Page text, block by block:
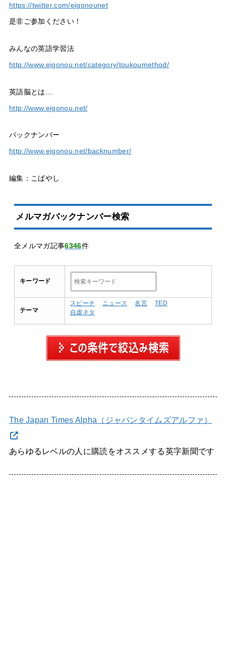
https://twitter.com/eigonounet
是非ご参加ください！
みんなの英語学習法
http://www.eigonou.net/category/toukoumethod/
英語脳とは…
http://www.eigonou.net/
バックナンバー
http://www.eigonou.net/backnumber/
編集：こばやし
メルマガバックナンバー検索
全メルマガ記事6346件
キーワード
テーマ
スピーチ ニュース 名言
TED
自虐ネタ
The Japan Times Alpha（ジャパンタイムズアルファ）
あらゆるレベルの人に購読をオススメする英字新聞です